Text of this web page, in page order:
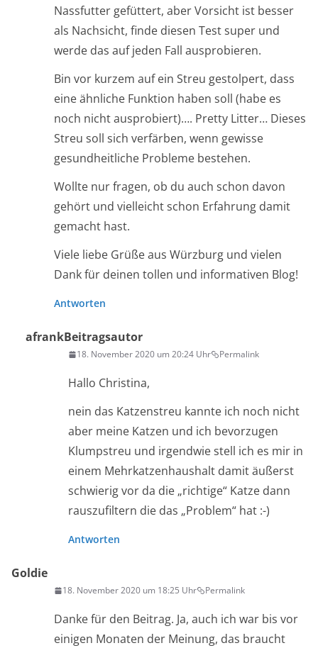
Nassfutter gefüttert, aber Vorsicht ist besser
als Nachsicht, finde diesen Test super und
werde das auf jeden Fall ausprobieren.
Bin vor kurzem auf ein Streu gestolpert, dass
eine ähnliche Funktion haben soll (habe es
noch nicht ausprobiert)…. Pretty Litter… Dieses
Streu soll sich verfärben, wenn gewisse
gesundheitliche Probleme bestehen.
Wollte nur fragen, ob du auch schon davon
gehört und vielleicht schon Erfahrung damit
gemacht hast.
Viele liebe Grüße aus Würzburg und vielen
Dank für deinen tollen und informativen Blog!
Antworten
afrankBeitragsautor
18. November 2020 um 20:24 Uhr Permalink
Hallo Christina,
nein das Katzenstreu kannte ich noch nicht
aber meine Katzen und ich bevorzugen
Klumpstreu und irgendwie stell ich es mir in
einem Mehrkatzenhaushalt damit äußerst
schwierig vor da die „richtige“ Katze dann
rauszufiltern die das „Problem“ hat :-)
Antworten
Goldie
18. November 2020 um 18:25 Uhr Permalink
Danke für den Beitrag. Ja, auch ich war bis vor
einigen Monaten der Meinung, das braucht